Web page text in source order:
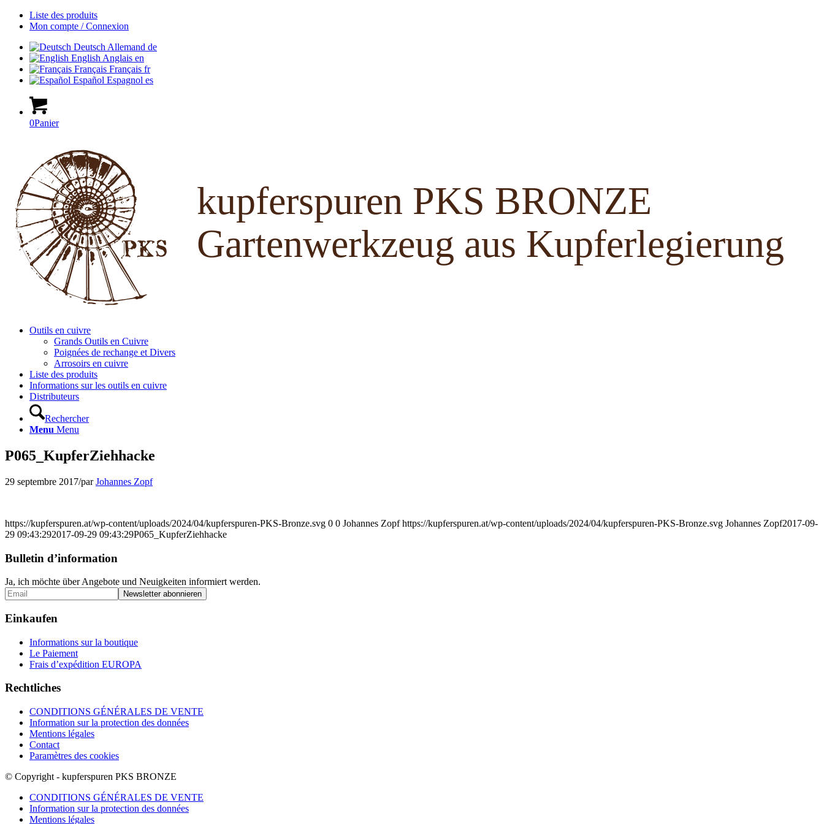
Liste des produits
Mon compte / Connexion
Deutsch Allemand de
English Anglais en
Français Français fr
Español Espagnol es
0Panier
kupferspuren PKS BRONZE
Gartenwerkzeug aus Kupferlegierung
Outils en cuivre
Grands Outils en Cuivre
Poignées de rechange et Divers
Arrosoirs en cuivre
Liste des produits
Informations sur les outils en cuivre
Distributeurs
Rechercher
Menu Menu
P065_KupferZiehhacke
29 septembre 2017/parJohannes Zopf
https://kupferspuren.at/wp-content/uploads/2024/04/kupferspuren-PKS-Bronze.svg 0 0 Johannes Zopf https://kupferspuren.at/wp-content/uploads/2024/04/kupferspuren-PKS-Bronze.svg Johannes Zopf2017-09-
29 09:43:292017-09-29 09:43:29P065_KupferZiehhacke
Bulletin d’information
Ja, ich möchte über Angebote und Neuigkeiten informiert werden.
Einkaufen
Informations sur la boutique
Le Paiement
Frais d’expédition EUROPA
Rechtliches
CONDITIONS GÉNÉRALES DE VENTE
Information sur la protection des données
Mentions légales
Contact
Paramètres des cookies
© Copyright - kupferspuren PKS BRONZE
CONDITIONS GÉNÉRALES DE VENTE
Information sur la protection des données
Mentions légales